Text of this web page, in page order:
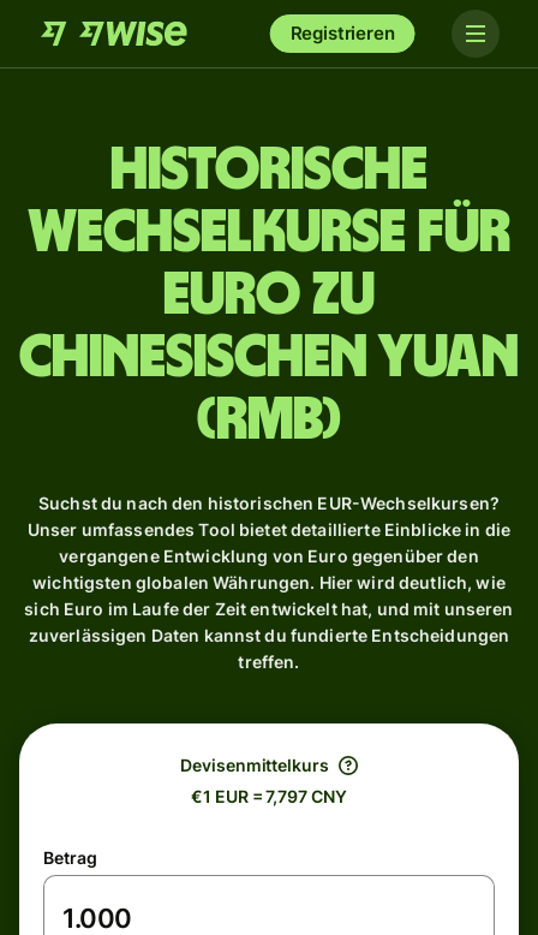
Registrieren
Historische
Wechselkurse für
Euro zu
chinesischen Yuan
(RMB)
Suchst du nach den historischen EUR-Wechselkursen?
Unser umfassendes Tool bietet detaillierte Einblicke in die
vergangene Entwicklung von Euro gegenüber den
wichtigsten globalen Währungen. Hier wird deutlich, wie
sich Euro im Laufe der Zeit entwickelt hat, und mit unseren
zuverlässigen Daten kannst du fundierte Entscheidungen
treffen.
Devisenmittelkurs
€1 EUR = 7,797 CNY
Betrag